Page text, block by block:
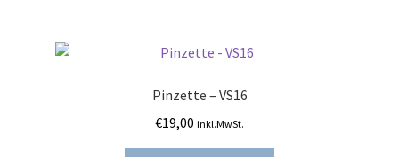
Pinzette – VS16
€19,00 inkl.MwSt.